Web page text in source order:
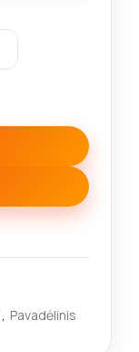
, Pavadėlinis